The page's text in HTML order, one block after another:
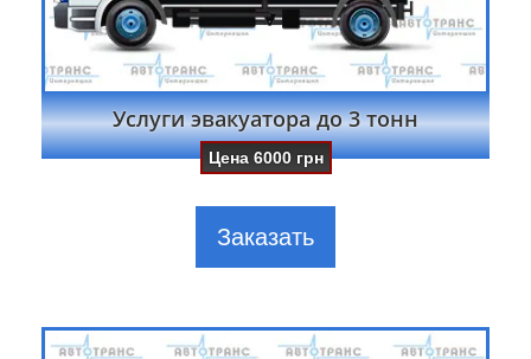
Услуги эвакуатора до 3 тонн
Цена6000 грн
Заказать